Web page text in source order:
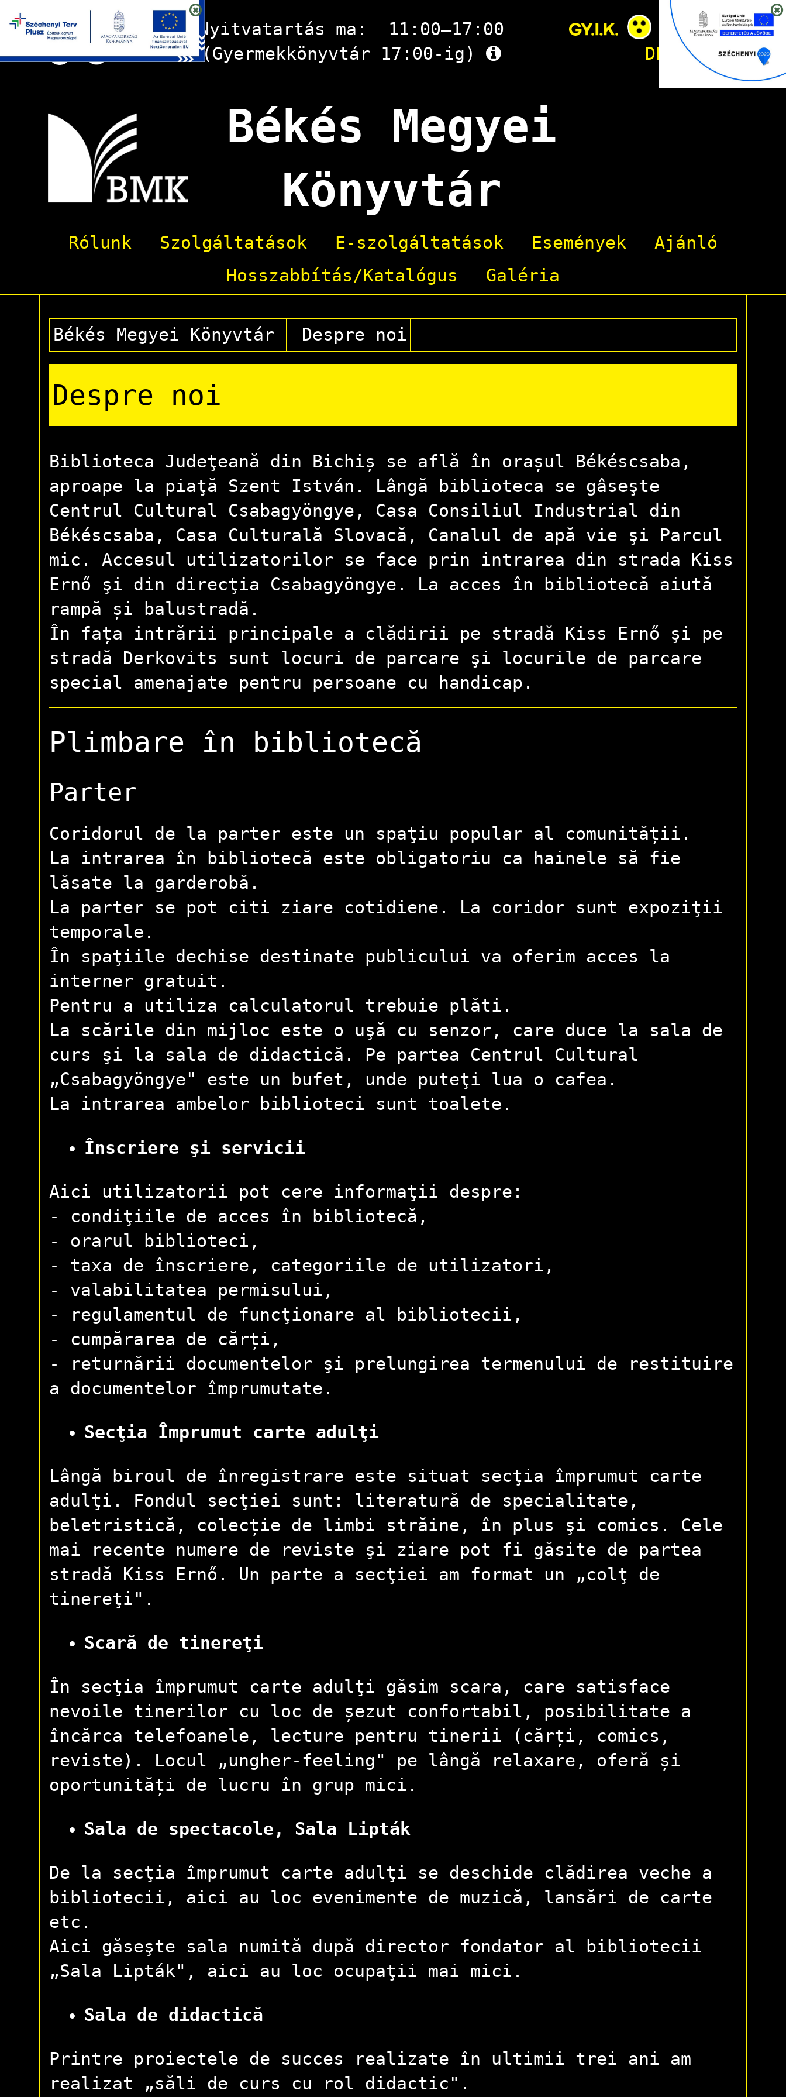
Nyitvatartás ma: 11:00–17:00
(Gyermekkönyvtár 17:00-ig)
HU
EN
DE
SL RO
Békés Megyei
Könyvtár
Rólunk Szolgáltatások E-szolgáltatások Események
Ajánló
Hosszabbítás/Katalógus
Galéria
Békés Megyei Könyvtár Despre noi
Despre noi
Biblioteca Judeţeană din Bichiș se află în orașul Békéscsaba,
aproape la piaţă Szent István. Lângă biblioteca se gâseşte
Centrul Cultural Csabagyöngye, Casa Consiliul Industrial din
Békéscsaba, Casa Culturală Slovacă, Canalul de apă vie şi Parcul
mic. Accesul utilizatorilor se face prin intrarea din strada Kiss
Ernő şi din direcţia Csabagyöngye. La acces în bibliotecă aiută
rampă și balustradă.
În fața intrării principale a clădirii pe stradă Kiss Ernő şi pe
stradă Derkovits sunt locuri de parcare şi locurile de parcare
special amenajate pentru persoane cu handicap.
Plimbare în bibliotecă
Parter
Coridorul de la parter este un spaţiu popular al comunității.
La intrarea în bibliotecă este obligatoriu ca hainele să fie
lăsate la garderobă.
La parter se pot citi ziare cotidiene. La coridor sunt expoziţii
temporale.
În spaţiile dechise destinate publicului va oferim acces la
interner gratuit.
Pentru a utiliza calculatorul trebuie plăti.
La scările din mijloc este o uşă cu senzor, care duce la sala de
curs şi la sala de didactică. Pe partea Centrul Cultural
„Csabagyöngye" este un bufet, unde puteţi lua o cafea.
La intrarea ambelor biblioteci sunt toalete.
Înscriere şi servicii
Aici utilizatorii pot cere informaţii despre:
- condiţiile de acces în bibliotecă,
- orarul biblioteci,
- taxa de înscriere, categoriile de utilizatori,
- valabilitatea permisului,
- regulamentul de funcţionare al bibliotecii,
- cumpărarea de cărți,
- returnării documentelor şi prelungirea termenului de restituire
a documentelor împrumutate.
Secţia Împrumut carte adulţi
Lângă biroul de înregistrare este situat secţia împrumut carte
adulţi. Fondul secţiei sunt: literatură de specialitate,
beletristică, colecție de limbi străine, în plus şi comics. Cele
mai recente numere de reviste şi ziare pot fi găsite de partea
stradă Kiss Ernő. Un parte a secţiei am format un „colţ de
tinereţi".
Scară de tinereţi
În secţia împrumut carte adulţi găsim scara, care satisface
nevoile tinerilor cu loc de șezut confortabil, posibilitate a
încărca telefoanele, lecture pentru tinerii (cărți, comics,
reviste). Locul „ungher-feeling" pe lângă relaxare, oferă și
oportunități de lucru în grup mici.
Sala de spectacole, Sala Lipták
De la secţia împrumut carte adulţi se deschide clădirea veche a
bibliotecii, aici au loc evenimente de muzică, lansări de carte
etc.
Aici găseşte sala numită după director fondator al bibliotecii
„Sala Lipták", aici au loc ocupaţii mai mici.
Sala de didactică
Printre proiectele de succes realizate în ultimii trei ani am
realizat „săli de curs cu rol didactic".